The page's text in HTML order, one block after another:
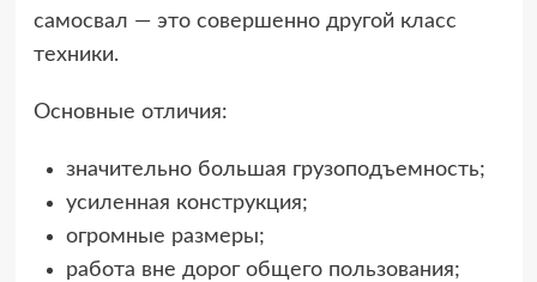
самосвал — это совершенно другой класс
техники.
Основные отличия:
значительно большая грузоподъемность;
усиленная конструкция;
огромные размеры;
работа вне дорог общего пользования;